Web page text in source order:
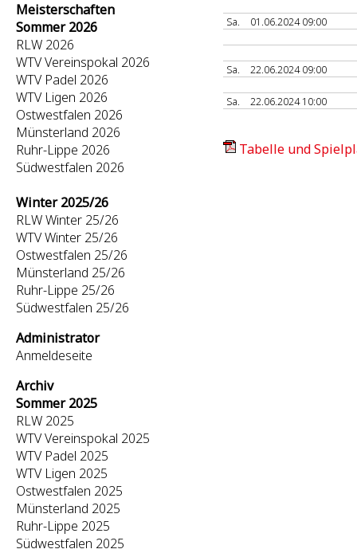
Meisterschaften
Sommer 2026
RLW 2026
WTV Vereinspokal 2026
WTV Padel 2026
WTV Ligen 2026
Ostwestfalen 2026
Münsterland 2026
Ruhr-Lippe 2026
Südwestfalen 2026
Winter 2025/26
RLW Winter 25/26
WTV Winter 25/26
Ostwestfalen 25/26
Münsterland 25/26
Ruhr-Lippe 25/26
Südwestfalen 25/26
Administrator
Anmeldeseite
Archiv
Sommer 2025
RLW 2025
WTV Vereinspokal 2025
WTV Padel 2025
WTV Ligen 2025
Ostwestfalen 2025
Münsterland 2025
Ruhr-Lippe 2025
Südwestfalen 2025
Sa. 01.06.2024 09:00
Sa. 22.06.2024 09:00
Sa. 22.06.2024 10:00
Tabelle und